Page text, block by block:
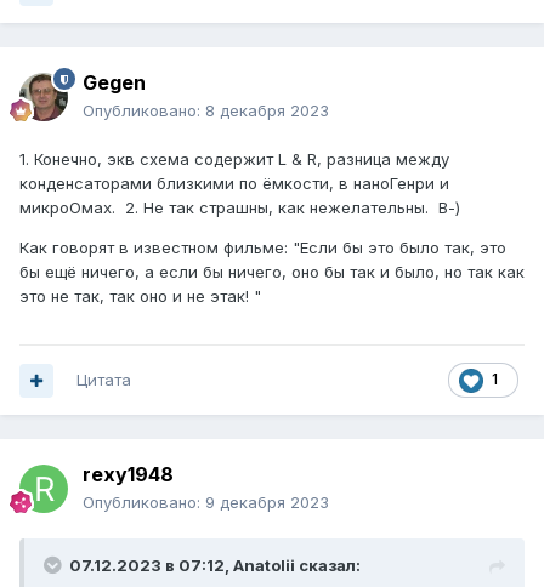
Gegen
Опубликовано: 8 декабря 2023
1. Конечно, экв схема содержит L & R, разница между
конденсаторами близкими по ёмкости, в наноГенри и
микроОмах. 2. Не так страшны, как нежелательны. В-)
Как говорят в известном фильме: "Если бы это было так, это
бы ещё ничего, а если бы ничего, оно бы так и было, но так как
это не так, так оно и не этак! "
1
Цитата
rexy1948
Опубликовано: 9 декабря 2023
07.12.2023 в 07:12, Anatolii сказал: